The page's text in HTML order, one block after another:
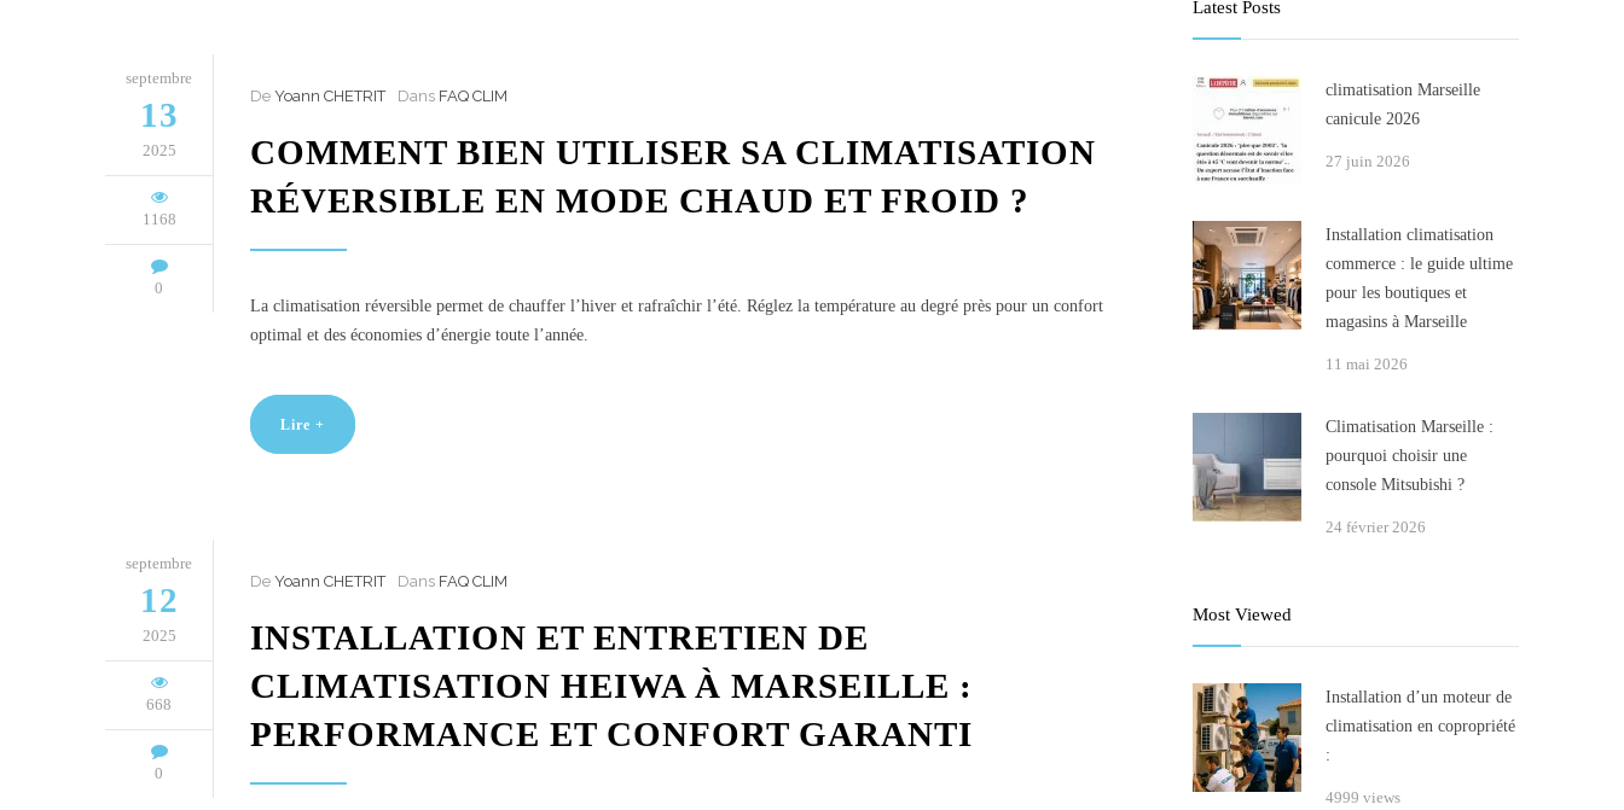
septembre
13
2025
1168
0
De Yoann CHETRIT Dans FAQ CLIM
COMMENT BIEN UTILISER SA CLIMATISATION
RÉVERSIBLE EN MODE CHAUD ET FROID ?
La climatisation réversible permet de chauffer l’hiver et rafraîchir l’été. Réglez la température au degré près pour un confort
optimal et des économies d’énergie toute l’année.
Lire +
septembre
12
2025
668
0
De Yoann CHETRIT Dans FAQ CLIM
INSTALLATION ET ENTRETIEN DE
CLIMATISATION HEIWA À MARSEILLE :
PERFORMANCE ET CONFORT GARANTI
Latest Posts
climatisation Marseille
canicule 2026
27 juin 2026
Installation climatisation
commerce : le guide ultime
pour les boutiques et
magasins à Marseille
11 mai 2026
Climatisation Marseille :
pourquoi choisir une
console Mitsubishi ?
24 février 2026
Most Viewed
Installation d’un moteur de
climatisation en copropriété
:
4999 views